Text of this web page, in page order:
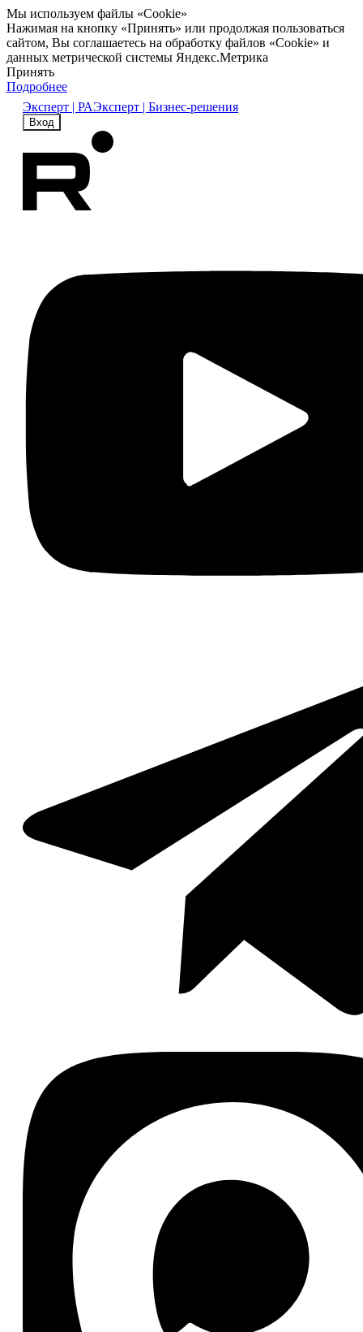
Мы используем файлы «Cookie»
Нажимая на кнопку «Принять» или продолжая пользоваться
сайтом, Вы соглашаетесь на обработку файлов «Cookie» и
данных метрической системы Яндекс.Метрика
Принять
Подробнее
Эксперт | РАЭксперт | Бизнес-решения
Вход